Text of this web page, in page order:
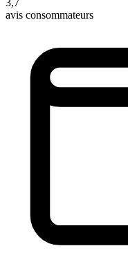
3,7
avis consommateurs